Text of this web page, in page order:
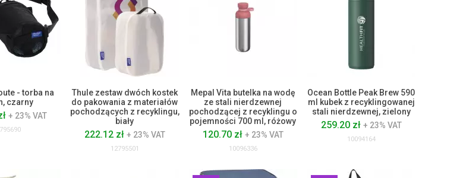
- torba na
czarny
+ 23% VAT
Thule zestaw dwóch kostek
do pakowania z materiałów
pochodzących z recyklingu,
biały
222.12 zł + 23% VAT
12795501
Mepal Vita butelka na wodę
ze stali nierdzewnej
pochodzącej z recyklingu o
pojemności 700 ml, różowy
120.70 zł + 23% VAT
10096336
Ocean Bottle Peak Brew 590
ml kubek z recyklingowanej
stali nierdzewnej, zielony
259.20 zł + 23% VAT
10094164